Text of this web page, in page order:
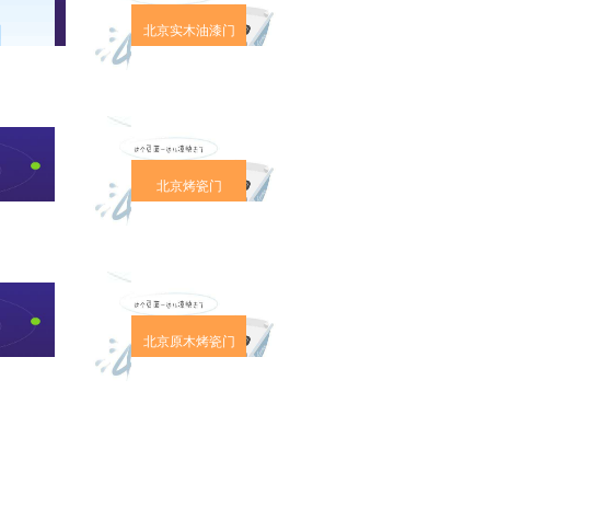
北京实木油漆门
北京烤瓷门
北京原木烤瓷门